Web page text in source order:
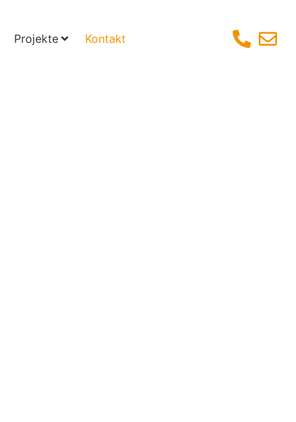
Projekte Kontakt